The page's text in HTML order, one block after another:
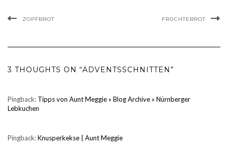
ZOPFBROT FRÜCHTEBROT
3 THOUGHTS ON “ADVENTSSCHNITTEN”
Pingback: Tipps von Aunt Meggie » Blog Archive » Nürnberger
Lebkuchen
Pingback:Knusperkekse | Aunt Meggie